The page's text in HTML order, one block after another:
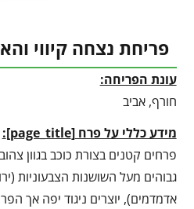
פריחת נצחה קיווי
עונת הפריחה:
חורף, אביב
מידע כללי על פרח[
page_title
]
:
פרחים קטנים בצורת כוכב בגוון
גבוהים מעל השושנות הצבעוניות
אדמדמים), יוצרים ניגוד יפה אך